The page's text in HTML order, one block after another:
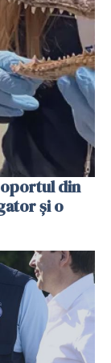
din
și o